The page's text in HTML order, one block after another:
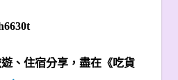
、住宿分享，盡在《吃貨